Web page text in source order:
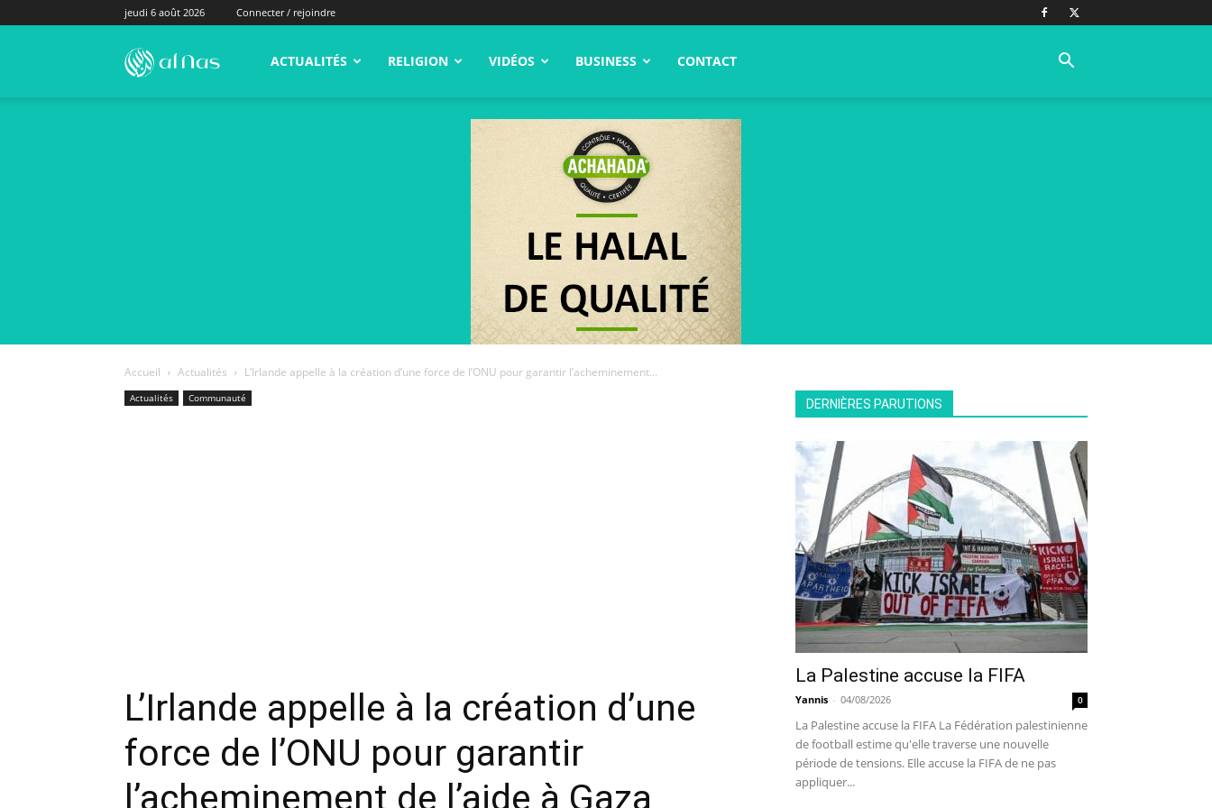
jeudi 6 août 2026 Connecter / rejoindre
alNas.fr ACTUALITÉS RELIGION VIDÉOS BUSINESS CONTACT
Accueil Actualités L’Irlande appelle à la création d’une force de l’ONU pour garantir l’acheminement...
Actualités Communauté
L’Irlande appelle à la création d’une
force de l’ONU pour garantir
l’acheminement de l’aide à Gaza
DERNIÈRES PARUTIONS
La Palestine accuse la FIFA
Yannis - 04/08/2026 0
La Palestine accuse la FIFA La Fédération palestinienne
de football estime qu'elle traverse une nouvelle
période de tensions. Elle accuse la FIFA de ne pas
appliquer...